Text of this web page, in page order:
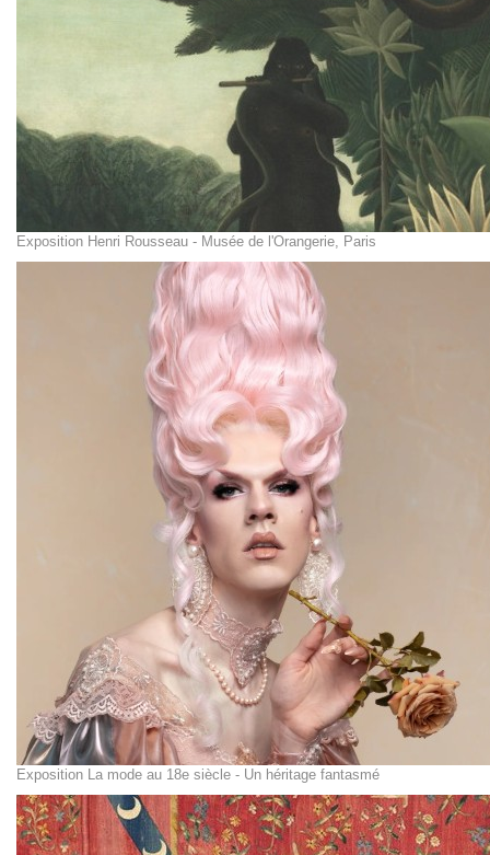
Exposition Henri Rousseau - Musée de l'Orangerie, Paris
Exposition La mode au 18e siècle - Un héritage fantasmé